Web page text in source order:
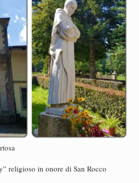
religioso in onore di San Rocco